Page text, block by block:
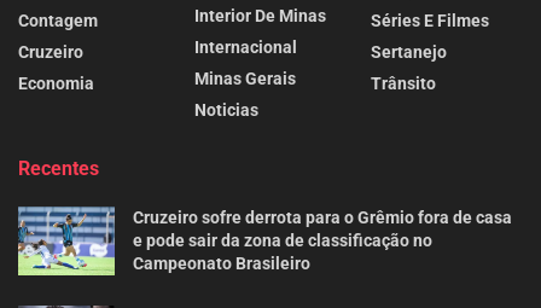
Contagem
Cruzeiro
Economia
Interior De Minas
Internacional
Minas Gerais
Noticias
Séries E Filmes
Sertanejo
Trânsito
Recentes
Cruzeiro sofre derrota para o Grêmio fora de casa
e pode sair da zona de classificação no
Campeonato Brasileiro